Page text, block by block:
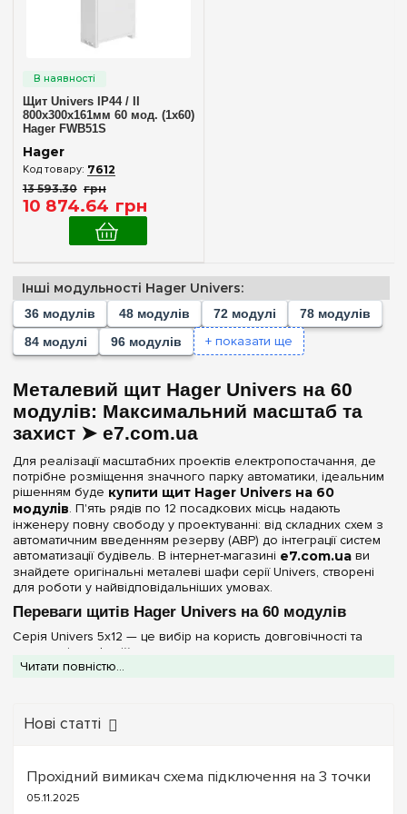
180(+3)
182(+2)
192
216(+1)
240(+2)
252(+2)
288(+1)
336(+1)
Метал(3)
Дверцята
Непрозора
Серія
Univers(3)
Білий(3)
Ступінь захисту IP
IP40(1)
IP44(1)
Двері
Непрозора(3)
Ширина, мм
300 мм(1)
550 мм(1)
603 мм(1)
Очистити вибір
Щит Univers IP44 / II
800x300x161мм 60 мод. (1x60)
Hager FWB51S
Hager
7612
13 593.30 грн
10 874.64 грн
Інші модульності Hager Univers:
36 модулів 48 модулів 72 модулі
78 модулів
84 модулі
96 модулів + показати ще
Металевий щит Hager Univers на 60
модулів: Максимальний масштаб та
захист ➤ e7.com.ua
Для реалізації масштабних проектів електропостачання, де
потрібне розміщення значного парку автоматики, ідеальним
рішенням буде купити щит Hager Univers на 60
модулів. П'ять рядів по 12 посадкових місць надають
інженеру повну свободу у проектуванні: від складних схем з
автоматичним введенням резерву (АВР) до інтеграції систем
автоматизації будівель. В інтернет-магазині e7.com.ua ви
знайдете оригінальні металеві шафи серії Univers, створені
для роботи у найвідповідальніших умовах.
Переваги щитів Hager Univers на 60 модулів
Серія Univers 5х12 — це вибір на користь довговічності та
зручності професійного монтажу:
Повна готовність «з коробки»:
купівлі додаткових елементів.
обладнання від пилу, вологи та механічних пошкоджень.
Варіативність захисту:В наявності щити зі ступенем
IP40для чистих приміщень та
Читати повністю...
Нові статті
Прохідний вимикач схема підключення на 3 точки
05.11.2025